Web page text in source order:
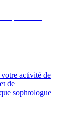
activité de
de
sophrologue